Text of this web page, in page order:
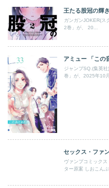
王たる股冠の輝
ガンガンJOKER(ス
2巻」が、 20...
アミュー 「この
ジャンプSQ.(集英
巻」が、2025年10
セックス・ファ
ヴァンプコミック